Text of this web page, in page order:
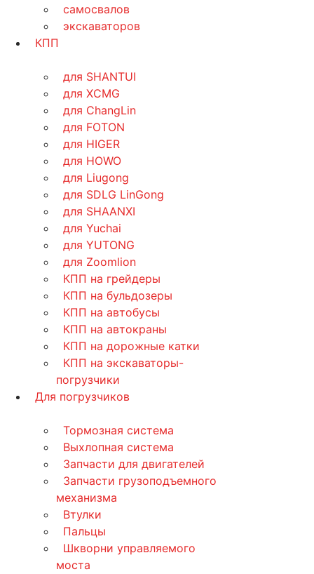
самосвалов
экскаваторов
КПП
для SHANTUI
для XCMG
для ChangLin
для FOTON
для HIGER
для HOWO
для Liugong
для SDLG LinGong
для SHAANXI
для Yuchai
для YUTONG
для Zoomlion
КПП на грейдеры
КПП на бульдозеры
КПП на автобусы
КПП на автокраны
КПП на дорожные катки
КПП на экскаваторы-
погрузчики
Для погрузчиков
Тормозная система
Выхлопная система
Запчасти для двигателей
Запчасти грузоподъемного
механизма
Втулки
Пальцы
Шкворни управляемого
моста